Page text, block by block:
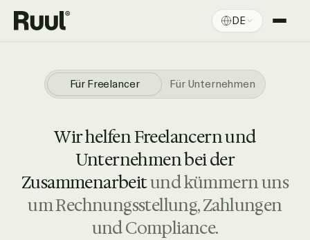
Ruul Startseite DE
Ressourcen
Für Freelancer Für Unternehmen
Wir helfen Freelancern und
Unternehmen bei der
Zusammenarbeitund kümmern uns
um Rechnungsstellung, Zahlungen
und Compliance.